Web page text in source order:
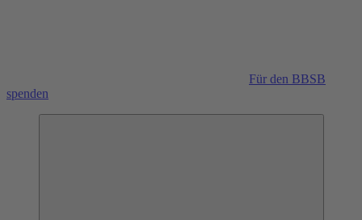
Für den BBSB
spenden